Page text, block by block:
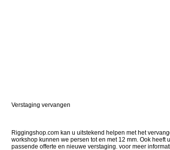
Verstaging vervangen
Riggingshop.com kan u uitstekend helpen met het
workshop kunnen we persen tot en met 12 mm. Ook
passende offerte en nieuwe verstaging. voor meer